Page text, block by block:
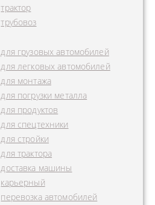
трактор
трубовоз
для грузовых автомобилей
для легковых автомобилей
для монтажа
для погрузки металла
для продуктов
для спецтехники
для стройки
для трактора
доставка машины
карьерный
перевозка автомобилей